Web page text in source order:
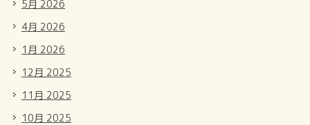
5月 2026
4月 2026
1月 2026
12月 2025
11月 2025
10月 2025